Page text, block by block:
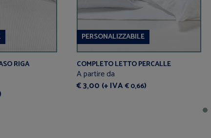
RIGA
PERSONALIZZABILE
COMPLETO LETTO PERCALLE
A partire da
€ 3,00 (+ IVA€ 0,66)